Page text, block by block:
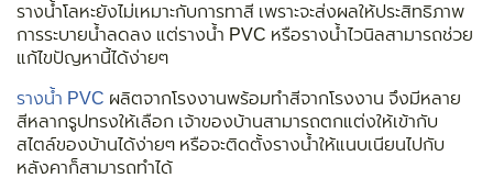
รางน้ำโลหะยังไม่เหมาะกับการทาสี เพราะจะส่งผลให้ประสิทธิภาพ
การระบายน้ำลดลง แต่รางน้ำ PVC หรือรางน้ำไวนิลสามารถช่วย
แก้ไขปัญหานี้ได้ง่ายๆ
รางน้ำ PVC ผลิตจากโรงงานพร้อมทำสีจากโรงงาน จึงมีหลาย
สีหลากรูปทรงให้เลือก เจ้าของบ้านสามารถตกแต่งให้เข้ากับ
สไตล์ของบ้านได้ง่ายๆ หรือจะติดตั้งรางน้ำให้แนบเนียนไปกับ
หลังคาก็สามารถทำได้